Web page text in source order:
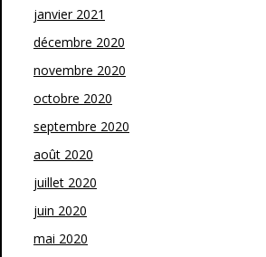
janvier 2021
décembre 2020
novembre 2020
octobre 2020
septembre 2020
août 2020
juillet 2020
juin 2020
mai 2020